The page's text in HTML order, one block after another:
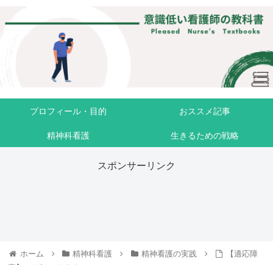
プロフィール・目的
おススメ記事
精神科看護
生きるための戦略
スポンサーリンク
ホーム 精神科看護 精神看護の実践
【適応障